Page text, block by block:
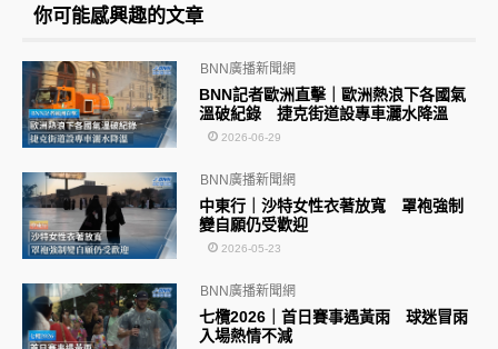
你可能感興趣的文章
BNN記者歐洲直擊｜歐洲熱浪下各國氣
溫破紀錄 捷克街道設專車灑水降溫
BNN廣播新聞網
2026-06-29
中東行｜沙特女性衣著放寬 罩袍強制
變自願仍受歡迎
BNN廣播新聞網
2026-05-23
七欖2026｜首日賽事遇黃雨 球迷冒雨
入場熱情不減
BNN廣播新聞網